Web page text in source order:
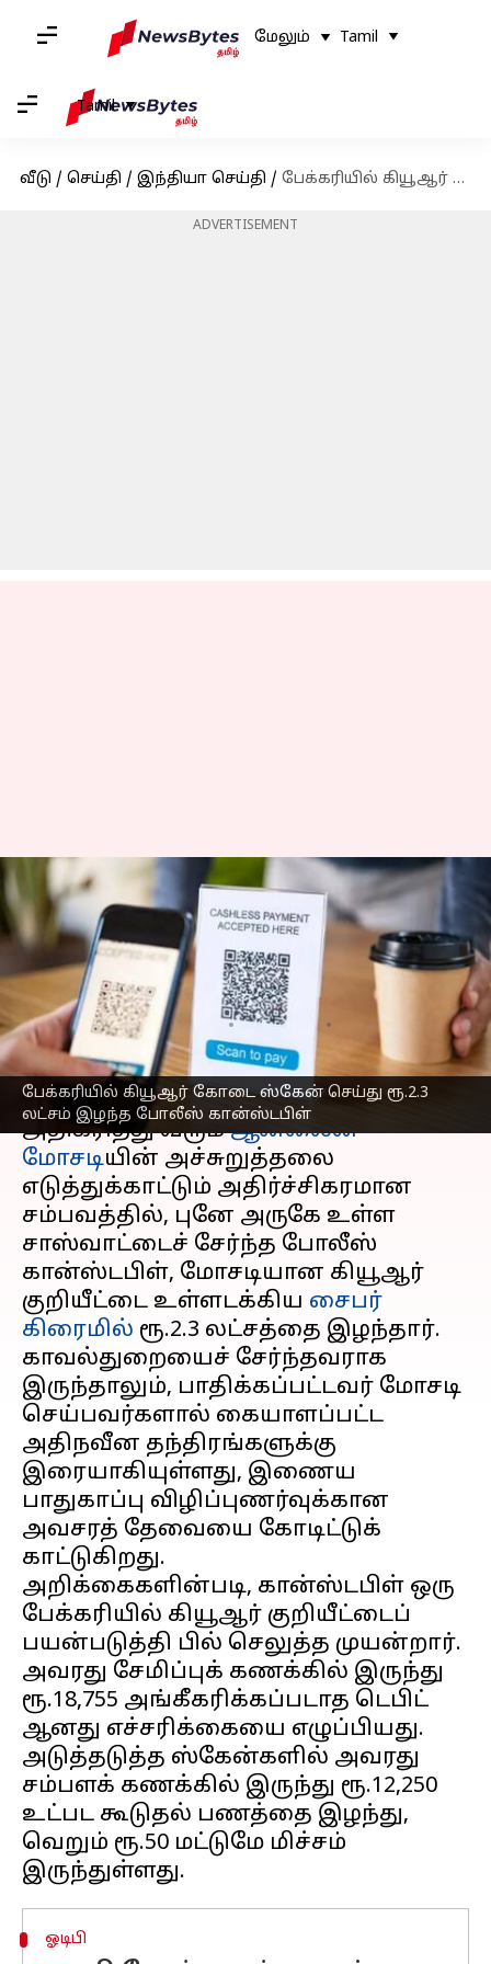
மேலும் Tamil
Tamil
வீடு / செய்தி / இந்தியா செய்தி / பேக்கரியில் கியூஆர் கோடை ஸ்கேன் செய்து ரூ.2.3 லட்சம் இழந்த புனே போலீஸ் கான்ஸ்டபிள்
ADVERTISEMENT
பேக்கரியில் கியூஆர் கோடை ஸ்கேன் செய்து ரூ.2.3
லட்சம் இழந்த போலீஸ் கான்ஸ்டபிள்
பேக்கரியில் கியூஆர்
கோடை ஸ்கேன் செய்து
ரூ.2.3 லட்சம் இழந்த புனே
போலீஸ் கான்ஸ்டபிள்
எழுதியவர் Sekar Chinnappan Dec 16, 2024 07:54 pm
செய்தி முன்னோட்டம்
அதிகரித்து வரும்ஆன்லைன்
மோசடியின் அச்சுறுத்தலை
எடுத்துக்காட்டும் அதிர்ச்சிகரமான
சம்பவத்தில், புனே அருகே உள்ள
சாஸ்வாட்டைச் சேர்ந்த போலீஸ்
கான்ஸ்டபிள், மோசடியான கியூஆர்
குறியீட்டை உள்ளடக்கிய சைபர்
கிரைமில் ரூ.2.3 லட்சத்தை இழந்தார்.
காவல்துறையைச் சேர்ந்தவராக
இருந்தாலும், பாதிக்கப்பட்டவர் மோசடி
செய்பவர்களால் கையாளப்பட்ட
அதிநவீன தந்திரங்களுக்கு
இரையாகியுள்ளது, இணைய
பாதுகாப்பு விழிப்புணர்வுக்கான
அவசரத் தேவையை கோடிட்டுக்
காட்டுகிறது.
அறிக்கைகளின்படி, கான்ஸ்டபிள் ஒரு
பேக்கரியில் கியூஆர் குறியீட்டைப்
பயன்படுத்தி பில் செலுத்த முயன்றார்.
அவரது சேமிப்புக் கணக்கில் இருந்து
ரூ.18,755 அங்கீகரிக்கப்படாத டெபிட்
ஆனது எச்சரிக்கையை எழுப்பியது.
அடுத்தடுத்த ஸ்கேன்களில் அவரது
சம்பளக் கணக்கில் இருந்து ரூ.12,250
உட்பட கூடுதல் பணத்தை இழந்து,
வெறும் ரூ.50 மட்டுமே மிச்சம்
ஓடிபி